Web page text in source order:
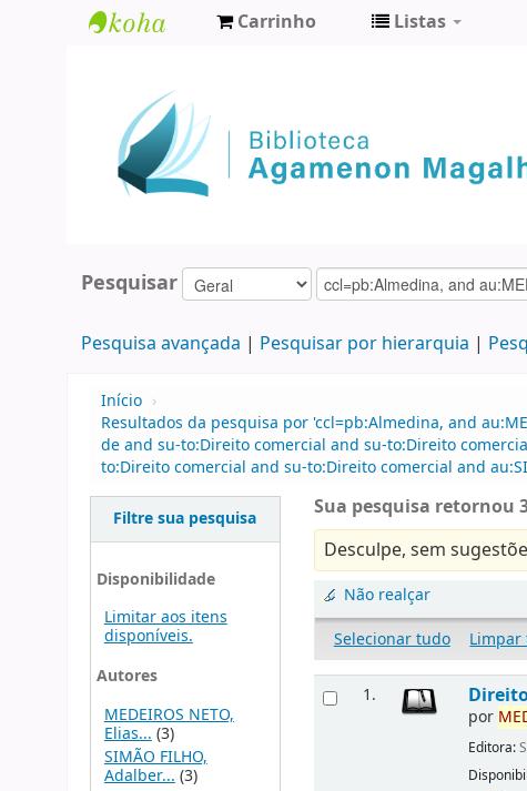
Agamenon
Magalhães
Carrinho Listas
Pesquisar
Pesquisa avançada Pesquisar por hierarquia
Início ›
Resultados da pesquisa por 'ccl=pb:Almedina, and
de and su-to:Direito comercial and su-to:Direito
to:Direito comercial and su-to:Direito comercial and
Filtre sua pesquisa
Disponibilidade
Limitar aos itens
disponíveis.
Autores
MEDEIROS NETO,
Elias... (3)
SIMÃO FILHO,
Adalber...(3)
Sua pesquisa retornou
Desculpe, sem
Não realçar
Selecionar tudo
Limpar
1.
por ME
Editora: